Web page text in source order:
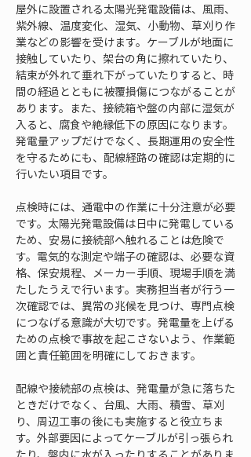
屋外に設置される太陽光発電設備は、風雨、
紫外線、温度変化、湿気、小動物、草刈り作
業などの影響を受けます。ケーブルが地面に
接触していたり、架台の角に擦れていたり、
結束が外れて垂れ下がっていたりすると、時
間の経過とともに被覆損傷につながることが
あります。また、接続箱や盤の内部に湿気が
入ると、腐食や絶縁低下の原因になります。
発電量アップだけでなく、長期運用の安全性
を守るためにも、配線経路の確認は定期的に
行いたい項目です。
点検時には、通電中の作業に十分注意が必要
です。太陽光発電設備は日中に発電している
ため、安易に接続部へ触れることは危険で
す。電気的な測定や端子の確認は、必要な資
格、保安規程、メーカー手順、現場手順を満
たしたうえで行います。実務担当者が行う一
次確認では、異常の兆候を見つけ、専門点検
につなげる意識が大切です。発電量を上げる
ための点検で事故を起こさないよう、作業範
囲と責任範囲を明確にしておきます。
配線や接続部の点検は、発電量が急に落ちた
ときだけでなく、台風、大雨、積雪、草刈
り、周辺工事の後にも実施すると役立ちま
す。外部要因によってケーブルが引っ張られ
たり、盤内に水が入ったりすることがありま